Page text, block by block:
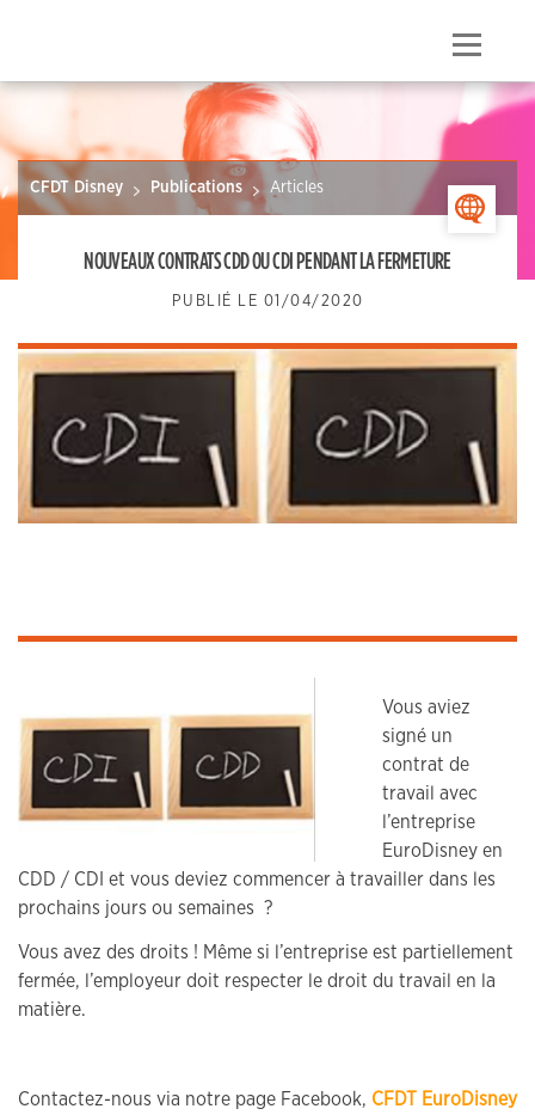
Menu
CFDT Disney Publications Articles
NOUVEAUX CONTRATS CDD OU CDI PENDANT LA FERMETURE
PUBLIÉ LE 01/04/2020
Vous aviez
signé un
contrat de
travail avec
l’entreprise
EuroDisney en
CDD / CDI et vous deviez commencer à travailler dans les
prochains jours ou semaines ?
Vous avez des droits ! Même si l’entreprise est partiellement
fermée, l’employeur doit respecter le droit du travail en la
matière.
Contactez-nous via notre page Facebook, CFDT EuroDisney